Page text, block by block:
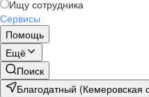
Ищу сотрудника
Сервисы
Помощь
Ещё
Поиск
Благодатный (Кемеровская